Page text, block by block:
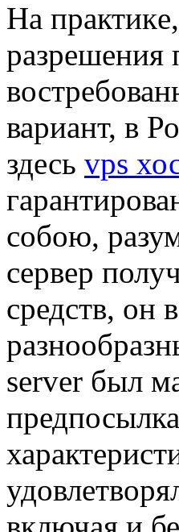
Нa
разрешения
вариант, в
здесь vps
собою,
сервер
средств, он
server был